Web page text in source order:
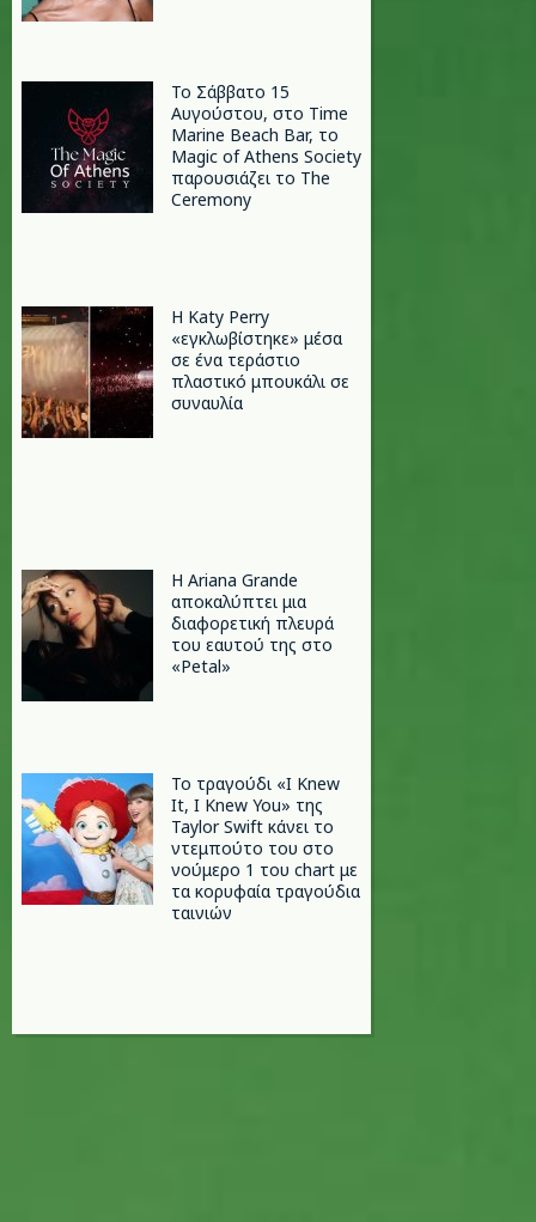
Το Σάββατο 15
Αυγούστου, στο Time
Marine Beach Bar, το
Magic of Athens Society
παρουσιάζει το The
Ceremony
H Katy Perry
«εγκλωβίστηκε» μέσα
σε ένα τεράστιο
πλαστικό μπουκάλι σε
συναυλία
Η Ariana Grande
αποκαλύπτει μια
διαφορετική πλευρά
του εαυτού της στο
«Petal»
Το τραγούδι «I Knew
It, I Knew You» της
Taylor Swift κάνει το
ντεμπούτο του στο
νούμερο 1 του chart με
τα κορυφαία τραγούδια
ταινιών